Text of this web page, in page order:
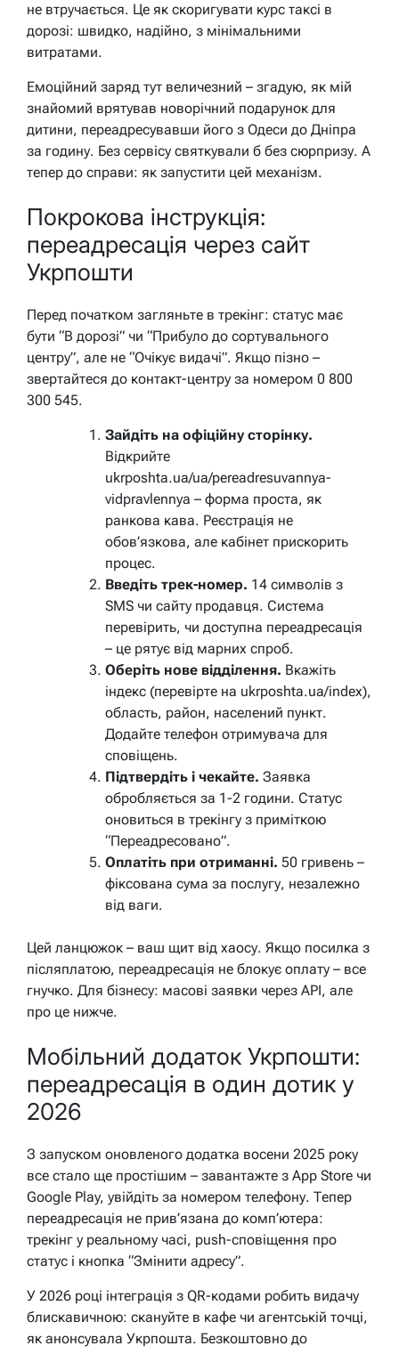
не втручається. Це як скоригувати курс таксі в
дорозі: швидко, надійно, з мінімальними
витратами.
Емоційний заряд тут величезний – згадую, як мій
знайомий врятував новорічний подарунок для
дитини, переадресувавши його з Одеси до Дніпра
за годину. Без сервісу святкували б без сюрпризу. А
тепер до справи: як запустити цей механізм.
Покрокова інструкція:
переадресація через сайт
Укрпошти
Перед початком загляньте в трекінг: статус має
бути “В дорозі” чи “Прибуло до сортувального
центру”, але не “Очікує видачі”. Якщо пізно –
звертайтеся до контакт-центру за номером 0 800
300 545.
Зайдіть на офіційну сторінку.
Відкрийте
ukrposhta.ua/ua/pereadresuvannya-
vidpravlennya – форма проста, як
ранкова кава. Реєстрація не
обов’язкова, але кабінет прискорить
процес.
Введіть трек-номер. 14 символів з
SMS чи сайту продавця. Система
перевірить, чи доступна переадресація
– це рятує від марних спроб.
Оберіть нове відділення. Вкажіть
індекс (перевірте на ukrposhta.ua/index),
область, район, населений пункт.
Додайте телефон отримувача для
сповіщень.
Підтвердіть і чекайте. Заявка
обробляється за 1-2 години. Статус
оновиться в трекінгу з приміткою
“Переадресовано”.
Оплатіть при отриманні. 50 гривень –
фіксована сума за послугу, незалежно
від ваги.
Цей ланцюжок – ваш щит від хаосу. Якщо посилка з
післяплатою, переадресація не блокує оплату – все
гнучко. Для бізнесу: масові заявки через API, але
про це нижче.
Мобільний додаток Укрпошти:
переадресація в один дотик у
2026
З запуском оновленого додатка восени 2025 року
все стало ще простішим – завантажте з App Store чи
Google Play, увійдіть за номером телефону. Тепер
переадресація не прив’язана до комп’ютера:
трекінг у реальному часі, push-сповіщення про
статус і кнопка “Змінити адресу”.
У 2026 році інтеграція з QR-кодами робить видачу
блискавичною: скануйте в кафе чи агентській точці,
як анонсувала Укрпошта. Безкоштовно до